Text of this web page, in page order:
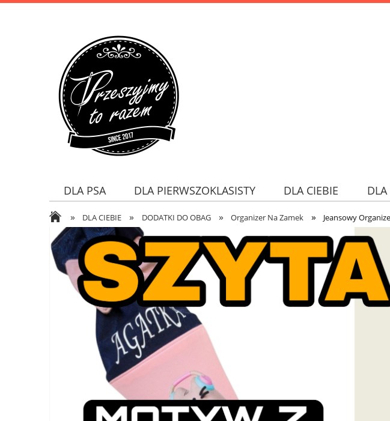
DLA PSA DLA PIERWSZOKLASISTY DLA CIEBIE DLA
» DLA CIEBIE » DODATKI DO OBAG » Organizer Na Zamek » Jeansowy